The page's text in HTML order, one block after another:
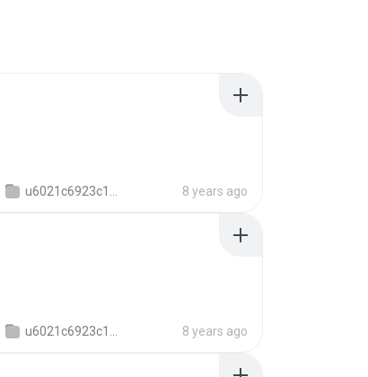
u6021c6923c12b1a3997316c017914a48 8 years ago
u6021c6923c12b1a3997316c017914a48 8 years ago